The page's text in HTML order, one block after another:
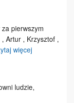
pierwszym
Artur , Krzysztof ,
więcej
ludzie,